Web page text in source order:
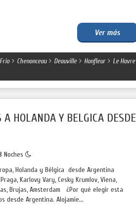
Ver más
Chenonceau Deauville Honfleur
Le Havre
A HOLANDA Y BELGICA DESDE
Noches
Holanda y Bélgica desde Argentina
Karlovy Vary, Cesky Krumlov, Viena,
Brujas, Amsterdam ¿Por qué elegir esta
desde Argentina. Alojamie...